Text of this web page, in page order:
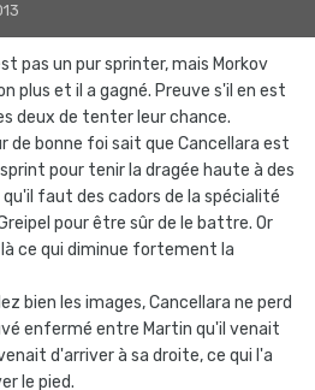
pas un pur sprinter, mais Morkov
plus et il a gagné. Preuve s'il en est
deux de tenter leur chance.
de bonne foi sait que Cancellara est
pour tenir la dragée haute à des
faut des cadors de la spécialité
pour être sûr de le battre. Or
ce qui diminue fortement la
bien les images, Cancellara ne perd
enfermé entre Martin qu'il venait
d'arriver à sa droite, ce qui l'a
le pied.